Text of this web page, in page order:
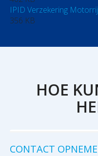
IPID Verzekering
356 KB
HOE
CONTACT